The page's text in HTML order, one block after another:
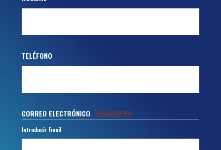
TELÉFONO
CORREO ELECTRÓNICO (OBLIGATORIO)
Introducir Email